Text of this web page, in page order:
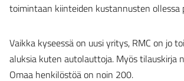
toimintaan kiinteiden kustannusten ollessa
Vaikka kyseessä on uusi yritys, RMC on jo
aluksia kuten autolauttoja. Myös tilauskirja
Omaa henkilöstöä on noin 200.